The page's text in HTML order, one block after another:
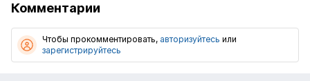
Комментарии
Чтобы прокомментировать, авторизуйтесь или
зарегистрируйтесь